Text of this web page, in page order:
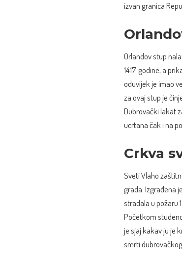
izvan granica
Orlandov stup
1417. godine, a
oduvijek je imao
za ovaj stup je
Dubrovački lakat
ucrtana čak i na
Crkva
Sveti Vlaho
grada. Izgrađena
stradala u požaru
Početkom
je sjaj kakav ju je
smrti